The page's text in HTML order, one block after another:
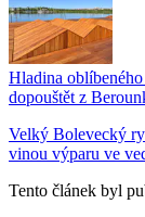
Hladina
dopouštět z
Velký Bolevecký
vinou výparu ve
Tento článek byl